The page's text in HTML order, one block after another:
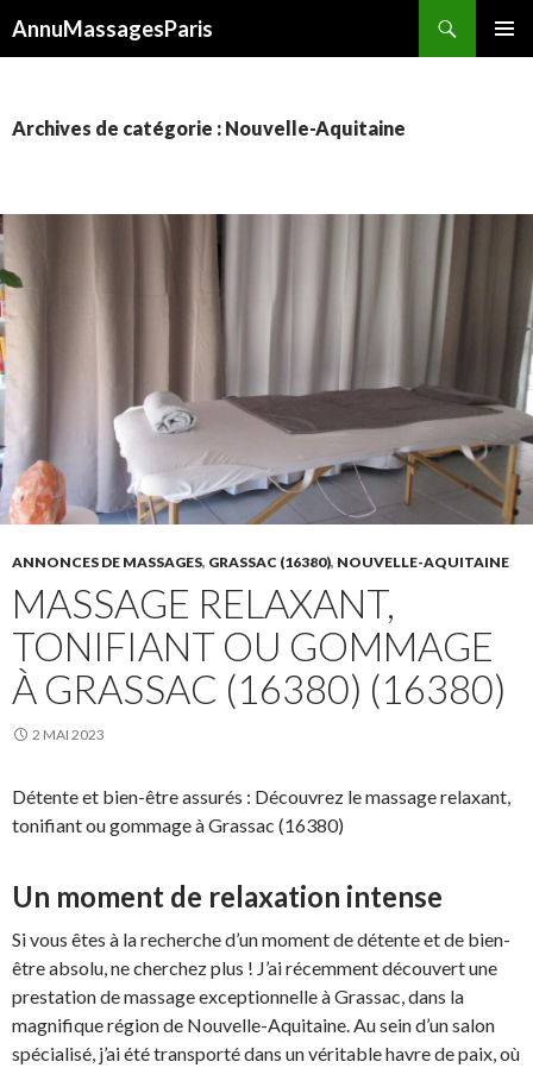
AnnuMassagesParis
Archives de catégorie : Nouvelle-Aquitaine
ANNONCES DE MASSAGES, GRASSAC (16380), NOUVELLE-AQUITAINE
MASSAGE RELAXANT,
TONIFIANT OU GOMMAGE
À GRASSAC (16380) (16380)
2 MAI 2023
Détente et bien-être assurés : Découvrez le massage relaxant,
tonifiant ou gommage à Grassac (16380)
Un moment de relaxation intense
Si vous êtes à la recherche d’un moment de détente et de bien-
être absolu, ne cherchez plus ! J’ai récemment découvert une
prestation de massage exceptionnelle à Grassac, dans la
magnifique région de Nouvelle-Aquitaine. Au sein d’un salon
spécialisé, j’ai été transporté dans un véritable havre de paix, où